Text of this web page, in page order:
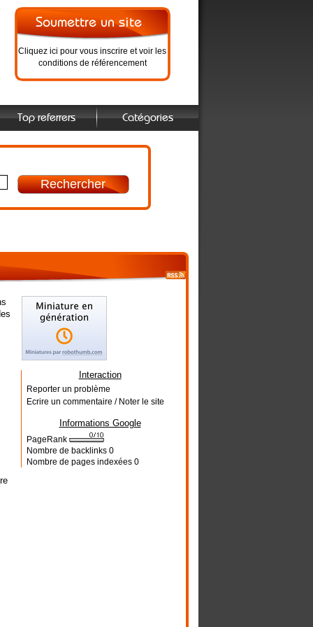
Cliquez ici pour vous inscrire et voir les
conditions de référencement
Top referrers Catégories
Interaction
Reporter un problème
Ecrire un commentaire / Noter le site
Informations Google
PageRank
Nombre de backlinks 0
Nombre de pages indexées 0